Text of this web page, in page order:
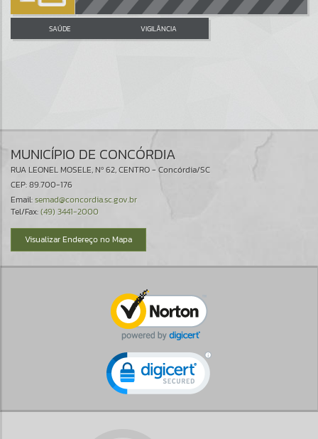
SAÚDE VIGILÂNCIA
MUNICÍPIO DE CONCÓRDIA
RUA LEONEL MOSELE, Nº 62, CENTRO - Concórdia/SC
CEP: 89.700-176
Email:semad@concordia.sc.gov.br
Tel/Fax:(49) 3441-2000
Visualizar Endereço no Mapa